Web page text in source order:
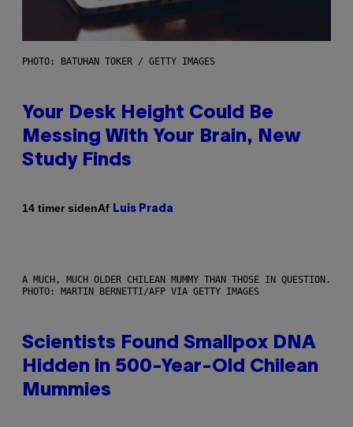
PHOTO: BATUHAN TOKER / GETTY IMAGES
Your Desk Height Could Be
Messing With Your Brain, New
Study Finds
14 timer sidenAf Luis Prada
A MUCH, MUCH OLDER CHILEAN MUMMY THAN THOSE IN QUESTION.
PHOTO: MARTIN BERNETTI/AFP VIA GETTY IMAGES
Scientists Found Smallpox DNA
Hidden in 500-Year-Old Chilean
Mummies